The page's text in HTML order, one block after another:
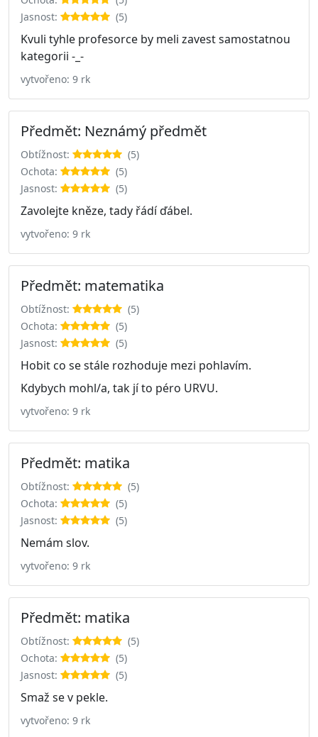
Jasnost:
(5)
Kvuli tyhle profesorce by meli zavest samostatnou
kategorii -_-
vytvořeno: 9 rk
Předmět: Neznámý předmět
Obtížnost:
(5)
Ochota:
(5)
Jasnost:
(5)
Zavolejte kněze, tady řádí ďábel.
vytvořeno: 9 rk
Předmět: matematika
Obtížnost:
(5)
Ochota:
(5)
Jasnost:
(5)
Hobit co se stále rozhoduje mezi pohlavím.
Kdybych mohl/a, tak jí to péro URVU.
vytvořeno: 9 rk
Předmět: matika
Obtížnost:
(5)
Ochota:
(5)
Jasnost:
(5)
Nemám slov.
vytvořeno: 9 rk
Předmět: matika
Obtížnost:
(5)
Ochota:
(5)
Jasnost:
(5)
Smaž se v pekle.
vytvořeno: 9 rk